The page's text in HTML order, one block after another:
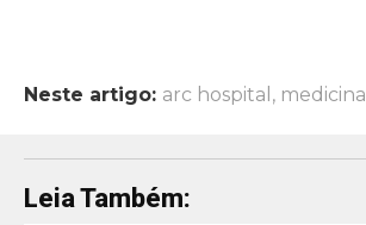
Neste artigo: arc hospital , medicina
Leia Também: